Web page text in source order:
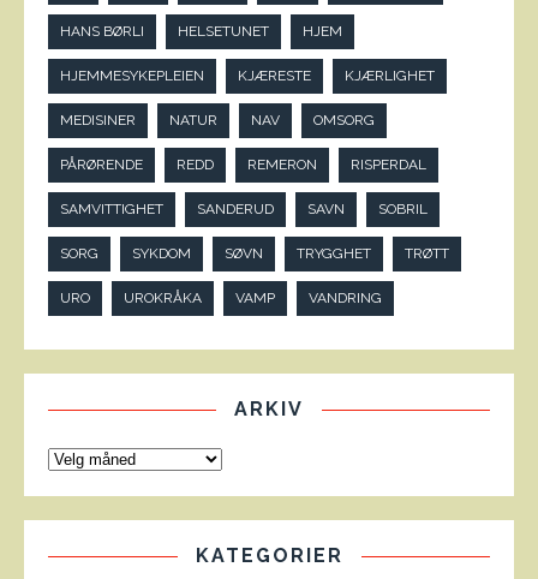
HANS BØRLI HELSETUNET HJEM
HJEMMESYKEPLEIEN KJÆRESTE KJÆRLIGHET
MEDISINER NATUR NAV OMSORG
PÅRØRENDE REDD REMERON RISPERDAL
SAMVITTIGHET SANDERUD SAVN SOBRIL
SORG SYKDOM SØVN TRYGGHET TRØTT
URO UROKRÅKA VAMP VANDRING
ARKIV
KATEGORIER